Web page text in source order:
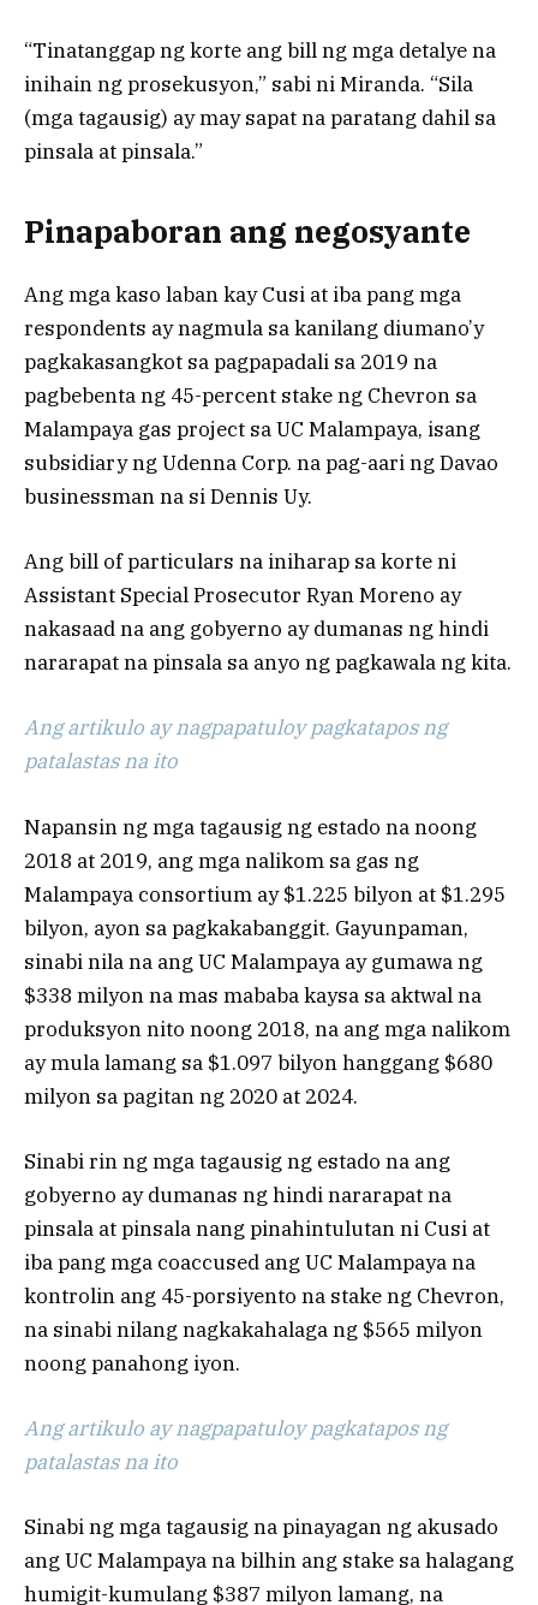
“Tinatanggap ng korte ang bill ng mga detalye na
inihain ng prosekusyon,” sabi ni Miranda. “Sila
(mga tagausig) ay may sapat na paratang dahil sa
pinsala at pinsala.”
Pinapaboran ang negosyante
Ang mga kaso laban kay Cusi at iba pang mga
respondents ay nagmula sa kanilang diumano’y
pagkakasangkot sa pagpapadali sa 2019 na
pagbebenta ng 45-percent stake ng Chevron sa
Malampaya gas project sa UC Malampaya, isang
subsidiary ng Udenna Corp. na pag-aari ng Davao
businessman na si Dennis Uy.
Ang bill of particulars na iniharap sa korte ni
Assistant Special Prosecutor Ryan Moreno ay
nakasaad na ang gobyerno ay dumanas ng hindi
nararapat na pinsala sa anyo ng pagkawala ng kita.
Ang artikulo ay nagpapatuloy pagkatapos ng
patalastas na ito
Napansin ng mga tagausig ng estado na noong
2018 at 2019, ang mga nalikom sa gas ng
Malampaya consortium ay $1.225 bilyon at $1.295
bilyon, ayon sa pagkakabanggit. Gayunpaman,
sinabi nila na ang UC Malampaya ay gumawa ng
$338 milyon na mas mababa kaysa sa aktwal na
produksyon nito noong 2018, na ang mga nalikom
ay mula lamang sa $1.097 bilyon hanggang $680
milyon sa pagitan ng 2020 at 2024.
Sinabi rin ng mga tagausig ng estado na ang
gobyerno ay dumanas ng hindi nararapat na
pinsala at pinsala nang pinahintulutan ni Cusi at
iba pang mga coaccused ang UC Malampaya na
kontrolin ang 45-porsiyento na stake ng Chevron,
na sinabi nilang nagkakahalaga ng $565 milyon
noong panahong iyon.
Ang artikulo ay nagpapatuloy pagkatapos ng
patalastas na ito
Sinabi ng mga tagausig na pinayagan ng akusado
ang UC Malampaya na bilhin ang stake sa halagang
humigit-kumulang $387 milyon lamang, na